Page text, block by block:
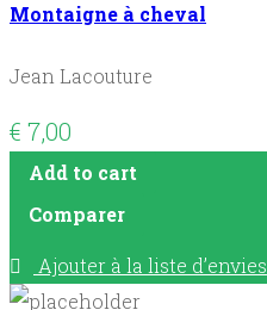
Montaigne à cheval
Jean Lacouture
€ 7,00
Add to cart
Comparer
Ajouter à la liste d’envies